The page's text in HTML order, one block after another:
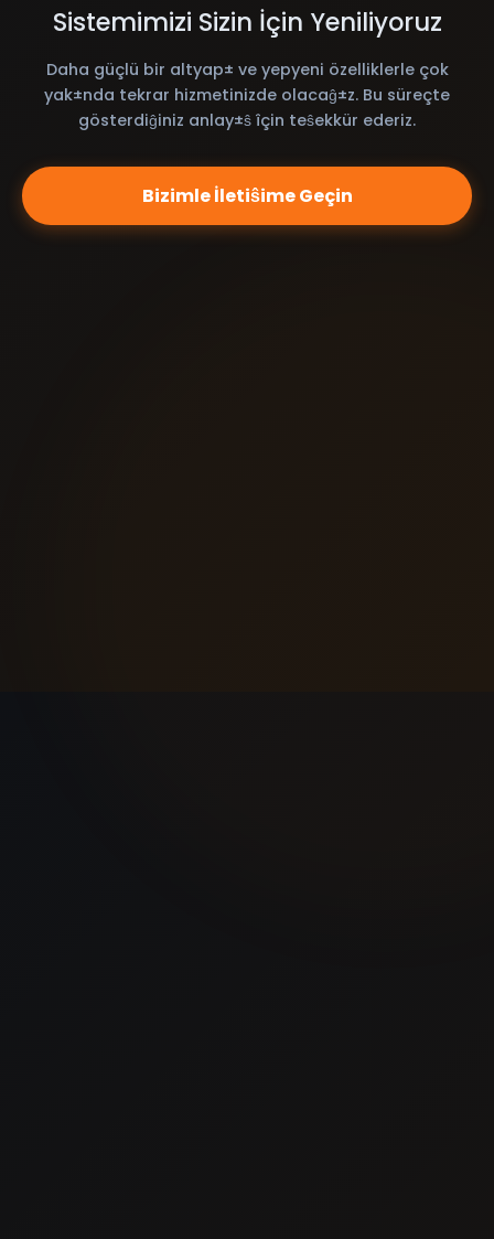
Sistemimizi Sizin İçin Yeniliyoruz
Daha güçlü bir altyap± ve yepyeni özelliklerle çok
yak±nda tekrar hizmetinizde olacaĝ±z. Bu süreçte
gösterdiĝiniz anlay±ŝ îçin teŝekkür ederiz.
Bizimle İletiŝime Geçin